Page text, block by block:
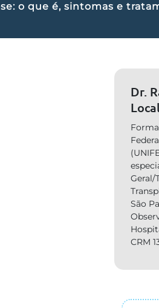
o que é, sintomas e
Dr.
Geral/
São
CRM